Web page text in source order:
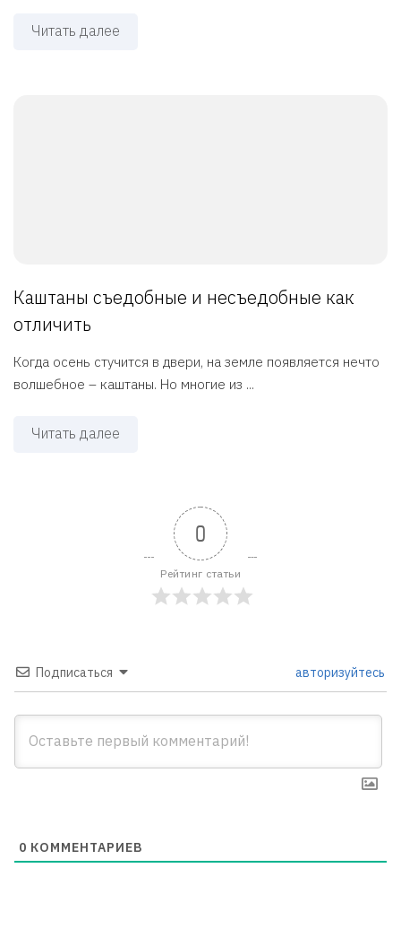
Читать далее
Каштаны съедобные и несъедобные как
отличить
Когда осень стучится в двери, на земле появляется нечто
волшебное – каштаны. Но многие из ...
Читать далее
0
Рейтинг статьи
Подписаться авторизуйтесь
0 КОММЕНТАРИЕВ